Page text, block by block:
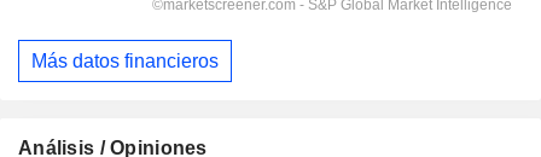
Más datos financieros
Análisis / Opiniones